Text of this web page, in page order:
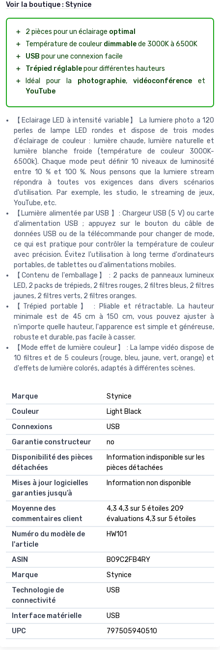
Voir la boutique : Stynice
＋ 2 pièces pour un éclairage optimal
＋
Température de couleur dimmablede 3000K à 6500K
＋
USB pour une connexion facile
＋
Trépied réglablepour différentes hauteurs
＋
Idéal pour la photographie, vidéoconférence et
YouTube
【Eclairage LED à intensité variable】 La lumiere photo a 120
perles de lampe LED rondes et dispose de trois modes
d'éclairage de couleur : lumière chaude, lumière naturelle et
lumière blanche froide (température de couleur 3000K-
6500k). Chaque mode peut définir 10 niveaux de luminosité
entre 10 % et 100 %. Nous pensons que la lumiere stream
répondra à toutes vos exigences dans divers scénarios
d'utilisation. Par exemple, les studio, le streaming de jeux,
YouTube, etc.
【Lumière alimentée par USB 】: Chargeur USB (5 V) ou carte
d'alimentation USB ; appuyez sur le bouton du câble de
données USB ou de la télécommande pour changer de mode,
ce qui est pratique pour contrôler la température de couleur
avec précision. Évitez l'utilisation à long terme d'ordinateurs
portables, de tablettes ou d'alimentations mobiles.
【Contenu de l'emballage】 : 2 packs de panneaux lumineux
LED, 2 packs de trépieds, 2 filtres rouges, 2 filtres bleus, 2 filtres
jaunes, 2 filtres verts, 2 filtres oranges.
【Trépied portable】 : Pliable et rétractable. La hauteur
minimale est de 45 cm à 150 cm, vous pouvez ajuster à
n'importe quelle hauteur, l'apparence est simple et généreuse,
robuste et durable, pas facile à casser.
【Mode effet de lumière couleur】 : La lampe vidéo dispose de
10 filtres et de 5 couleurs (rouge, bleu, jaune, vert, orange) et
d'effets de lumière colorés, adaptés à différentes scènes.
Marque
‎Stynice
Couleur
‎Light Black
Connexions
‎USB
Garantie constructeur
‎no
Disponibilité des pièces
détachées
‎Information indisponible sur les
pièces détachées
Mises à jour logicielles
garanties jusqu’à
‎Information non disponible
Moyenne des
commentaires client
4,3 4,3 sur 5 étoiles 209
évaluations 4,3 sur 5 étoiles
Numéro du modèle de
l'article
HW101
ASIN
B09C2FB4RY
Marque
Stynice
Technologie de
connectivité
USB
Interface matérielle
USB
UPC
797505940510